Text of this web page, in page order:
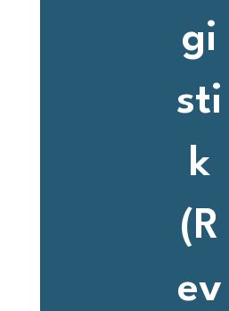
gi
sti
k
(R
ev